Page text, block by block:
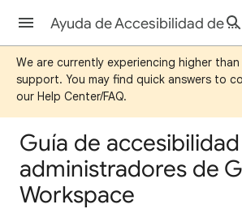
Ayuda de Accesibilidad de Google
We are currently experiencing higher
support. You may find quick answers to
our Help Center/FAQ.
Guía de
administradores de
Workspace